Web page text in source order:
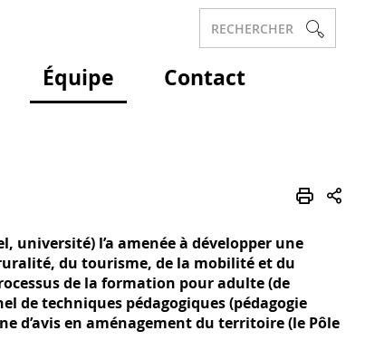
RECHERCHER
Équipe Contact
université) l’a amenée à développer une
du tourisme, de la mobilité et du
de la formation pour adulte (de
de techniques pédagogiques (pédagogie
d’avis en aménagement du territoire (le Pôle